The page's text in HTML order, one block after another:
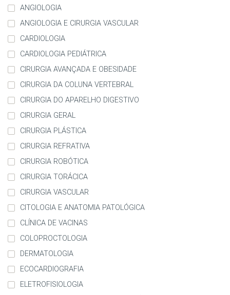
ANGIOLOGIA
ANGIOLOGIA E CIRURGIA VASCULAR
CARDIOLOGIA
CARDIOLOGIA PEDIÁTRICA
CIRURGIA AVANÇADA E OBESIDADE
CIRURGIA DA COLUNA VERTEBRAL
CIRURGIA DO APARELHO DIGESTIVO
CIRURGIA GERAL
CIRURGIA PLÁSTICA
CIRURGIA REFRATIVA
CIRURGIA ROBÓTICA
CIRURGIA TORÁCICA
CIRURGIA VASCULAR
CITOLOGIA E ANATOMIA PATOLÓGICA
CLÍNICA DE VACINAS
COLOPROCTOLOGIA
DERMATOLOGIA
ECOCARDIOGRAFIA
ELETROFISIOLOGIA